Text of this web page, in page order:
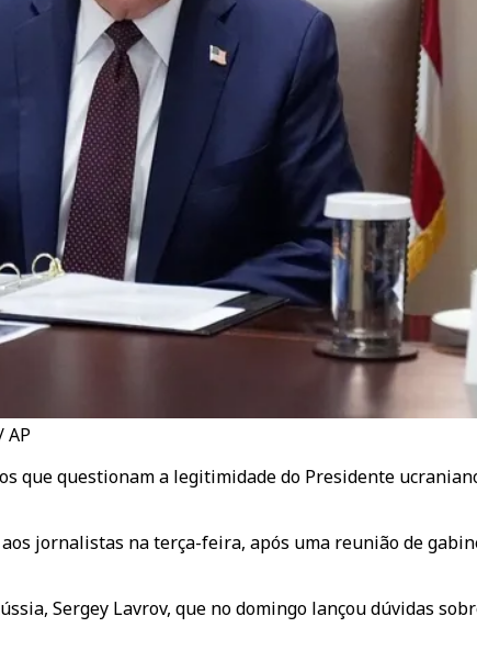
AP
que questionam a legitimidade do Presidente
jornalistas na terça-feira, após uma reunião de
Sergey Lavrov, que no domingo lançou dúvidas